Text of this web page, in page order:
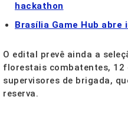
hackathon
Brasília Game Hub
O edital prevê ainda a
florestais combatentes, 12
supervisores de brigada,
reserva.